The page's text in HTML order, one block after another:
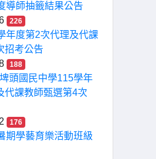
導師抽籤結果公告
226
年度第2次代理及代課
招考公告
188
頭國民中學115學年
代課教師甄選第4次
176
期學藝育樂活動班級